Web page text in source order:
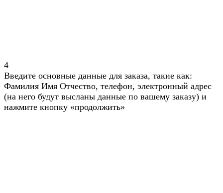
4
Введите основные данные для заказа, такие как:
Фамилия Имя Отчество, телефон, электронный адрес
(на него будут высланы данные по вашему заказу) и
нажмите кнопку «продолжить»